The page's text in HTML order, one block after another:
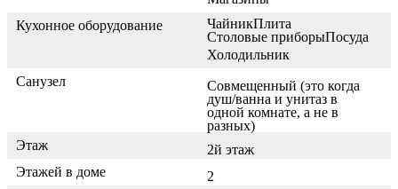
Кухонное оборудование
ЧайникПлита
Столовые приборыПосуда
Холодильник
Санузел
Совмещенный (это когда
душ/ванна и унитаз в
одной комнате, а не в
разных)
Этаж
2й этаж
Этажей в доме
2